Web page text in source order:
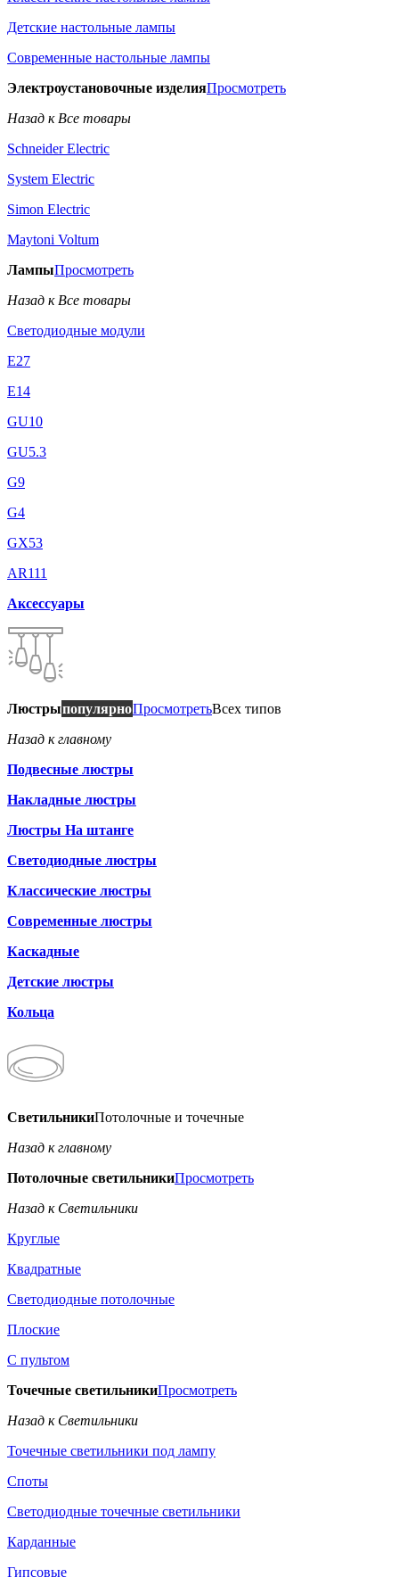
Детские настольные лампы
Современные настольные лампы
Электроустановочные изделияПросмотреть
Назад к Все товары
Schneider Electric
System Electric
Simon Electric
Maytoni Voltum
ЛампыПросмотреть
Назад к Все товары
Светодиодные модули
E27
E14
GU10
GU5.3
G9
G4
GX53
AR111
Аксессуары
ЛюстрыпопулярноПросмотретьВсех типов
Назад к главному
Подвесные люстры
Накладные люстры
Люстры На штанге
Светодиодные люстры
Классические люстры
Современные люстры
Каскадные
Детские люстры
Кольца
СветильникиПотолочные и точечные
Назад к главному
Потолочные светильникиПросмотреть
Назад к Светильники
Круглые
Квадратные
Светодиодные потолочные
Плоские
С пультом
Точечные светильникиПросмотреть
Назад к Светильники
Точечные светильники под лампу
Споты
Светодиодные точечные светильники
Карданные
Гипсовые